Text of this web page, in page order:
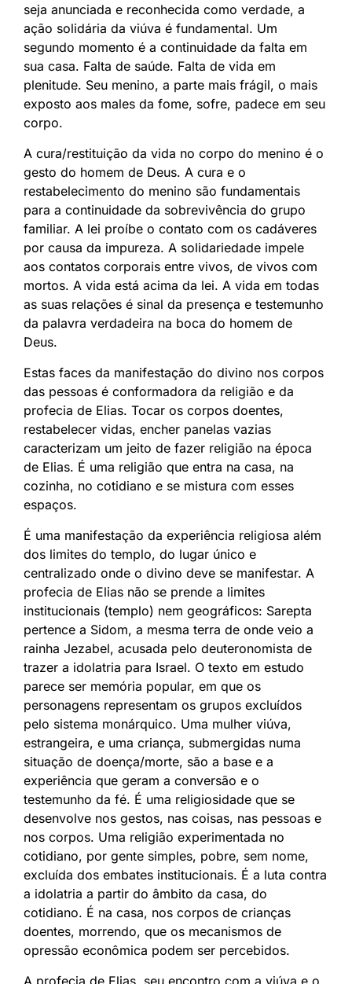
seja anunciada e reconhecida como verdade, a
ação solidária da viúva é fundamental. Um
segundo momento é a continuidade da falta em
sua casa. Falta de saúde. Falta de vida em
plenitude. Seu menino, a parte mais frágil, o mais
exposto aos males da fome, sofre, padece em seu
corpo.
A cura/restituição da vida no corpo do menino é o
gesto do homem de Deus. A cura e o
restabelecimento do menino são fundamentais
para a continuidade da sobrevivência do grupo
familiar. A lei proíbe o contato com os cadáveres
por causa da impureza. A solidariedade impele
aos contatos corporais entre vivos, de vivos com
mortos. A vida está acima da lei. A vida em todas
as suas relações é sinal da presença e testemunho
da palavra verdadeira na boca do homem de
Deus.
Estas faces da manifestação do divino nos corpos
das pessoas é conformadora da religião e da
profecia de Elias. Tocar os corpos doentes,
restabelecer vidas, encher panelas vazias
caracterizam um jeito de fazer religião na época
de Elias. É uma religião que entra na casa, na
cozinha, no cotidiano e se mistura com esses
espaços.
É uma manifestação da experiência religiosa além
dos limites do templo, do lugar único e
centralizado onde o divino deve se manifestar. A
profecia de Elias não se prende a limites
institucionais (templo) nem geográficos: Sarepta
pertence a Sidom, a mesma terra de onde veio a
rainha Jezabel, acusada pelo deuteronomista de
trazer a idolatria para Israel. O texto em estudo
parece ser memória popular, em que os
personagens representam os grupos excluídos
pelo sistema monárquico. Uma mulher viúva,
estrangeira, e uma criança, submergidas numa
situação de doença/morte, são a base e a
experiência que geram a conversão e o
testemunho da fé. É uma religiosidade que se
desenvolve nos gestos, nas coisas, nas pessoas e
nos corpos. Uma religião experimentada no
cotidiano, por gente simples, pobre, sem nome,
excluída dos embates institucionais. É a luta contra
a idolatria a partir do âmbito da casa, do
cotidiano. É na casa, nos corpos de crianças
doentes, morrendo, que os mecanismos de
opressão econômica podem ser percebidos.
A profecia de Elias, seu encontro com a viúva e o